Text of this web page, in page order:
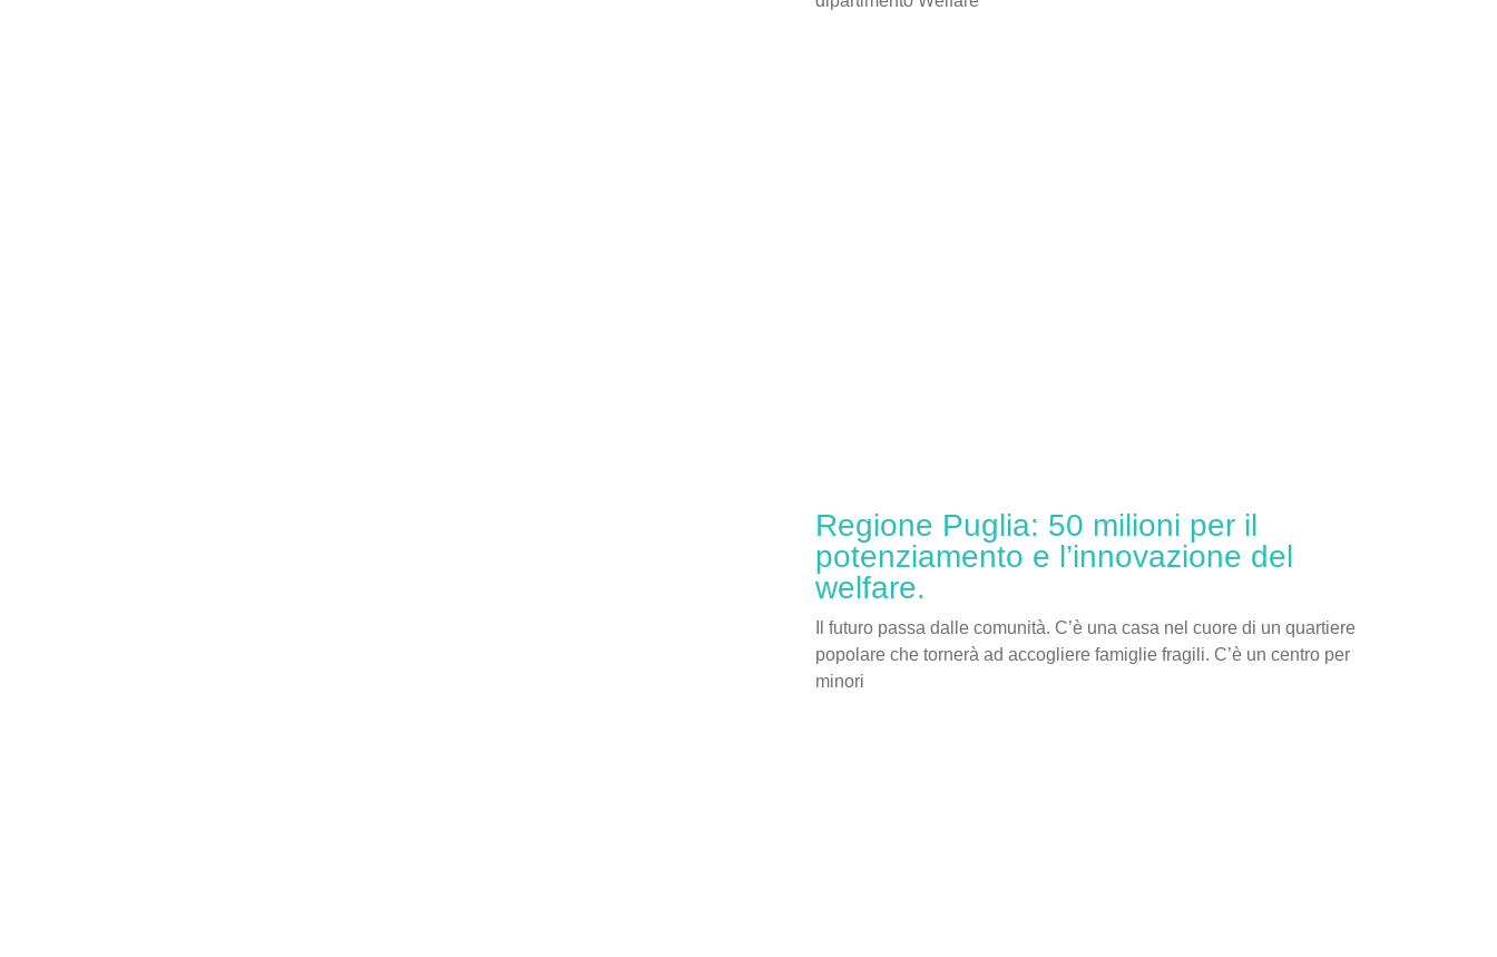
Regione Puglia: 50 milioni per il
potenziamento e l’innovazione del
welfare.
Il futuro passa dalle comunità. C’è una casa nel cuore di un quartiere
popolare che tornerà ad accogliere famiglie fragili. C’è un centro per
minori